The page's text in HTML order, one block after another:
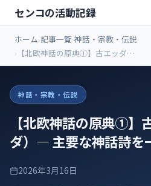
センコの活動記録
ホーム 記事一覧 神話・宗教・伝説
【北欧神話の原典①】古エッダ
（詩のエッダ）― 主要な神話詩を
神話・宗教・伝説
【北欧神話の原典①】
ダ）― 主要な神話詩を
2026年3月16日